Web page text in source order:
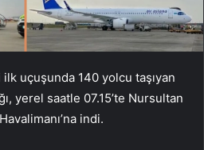
uçuşunda 140 yolcu taşıyan
yerel saatle 07.15’te Nursultan
indi.